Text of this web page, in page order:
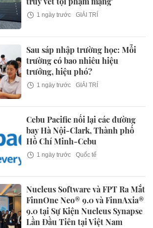
1 ngày trước GIẢI TRÍ
Sau sáp nhập trường học: Mỗi
trường có bao nhiêu hiệu
trưởng, hiệu phó?
1 ngày trước GIẢI TRÍ
Cebu Pacific nối lại các đường
bay Hà Nội-Clark, Thành phố
Hồ Chí Minh-Cebu
1 ngày trước Quốc tế
Nucleus Software và FPT Ra Mắt
FinnOne Neo® 9.0 và FinnAxia®
9.0 tại Sự Kiện Nucleus Synapse
Lần Đầu Tiên tại Việt Nam